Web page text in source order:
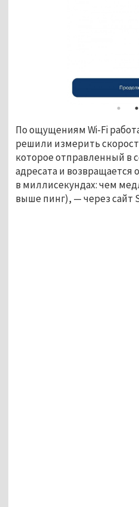
По ощущениям Wi-Fi
решили измерить
которое отправленный в
адресата и возвращается
в миллисекундах: чем
выше пинг), — через сайт